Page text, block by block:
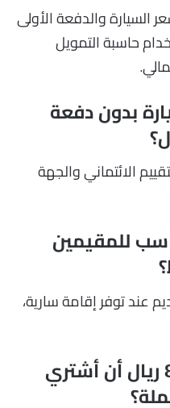
والدفعة الأولى
حاسبة التمويل
بدون دفعة
الائتماني والجهة
ريال مناسب للمقيمين
عند توفر إقامة سارية،
هل الأفضل براتب 8000 ريال أن أشتري